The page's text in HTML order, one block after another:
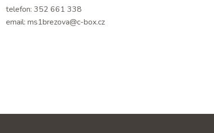
telefon: 352 661 338
email: ms1brezova@c-box.cz